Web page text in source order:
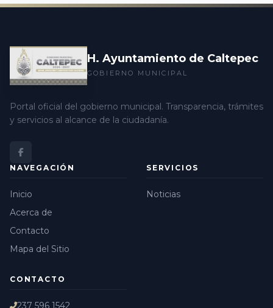
H. Ayuntamiento de Caltepec
GOBIERNO MUNICIPAL
Portal oficial del gobierno municipal. Transparencia, trámites
y servicios al alcance de la ciudadanía.
NAVEGACIÓN
Inicio
Acerca de
Contacto
Mapa del Sitio
SERVICIOS
Noticias
CONTACTO
237 596 1542